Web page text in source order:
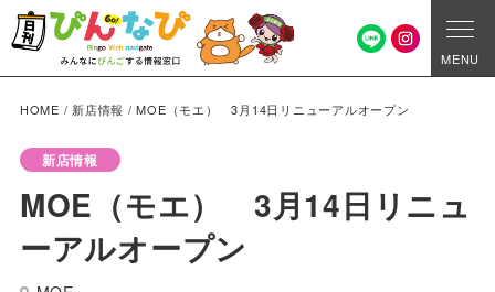
MENU
HOME / 新店情報 /MOE（モエ） 3月14日リニューアルオープン
新店情報
MOE（モエ） 3月14日リニュ
ーアルオープン